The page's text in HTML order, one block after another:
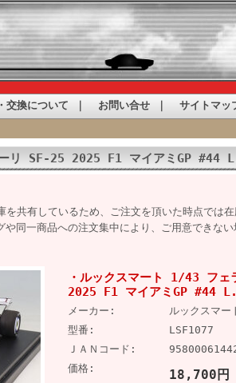
交換について お問い合せ サイトマッ
リ SF-25 2025 F1 マイアミGP #44
共有しているため、ご注文を頂いた時点では
同一商品への注文集中により、ご用意できない
・ルックスマート 1/43 フェ
2025 F1 マイアミGP #44 L.
メーカー:
ルックスマー
型番:
LSF1077
ＪＡＮコード:
価格:
18,700円